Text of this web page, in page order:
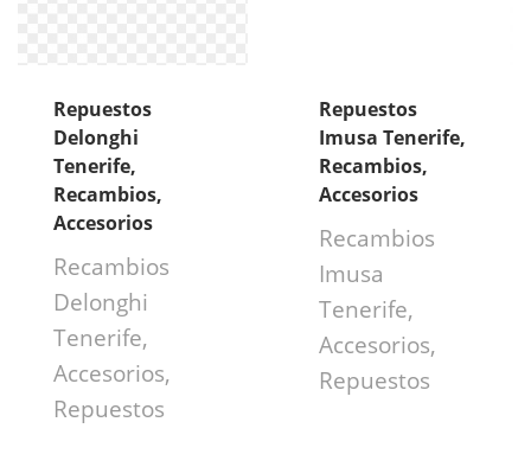
Repuestos
Delonghi
Tenerife,
Recambios,
Accesorios
Recambios
Delonghi
Tenerife,
Accesorios,
Repuestos
Repuestos
Imusa Tenerife,
Recambios,
Accesorios
Recambios
Imusa
Tenerife,
Accesorios,
Repuestos